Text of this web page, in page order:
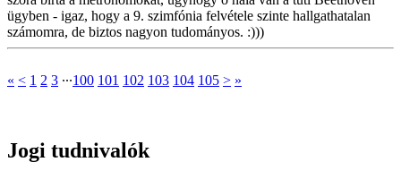
ügyben - igaz, hogy a 9. szimfónia felvétele szinte hallgathatalan
számomra, de biztos nagyon tudományos. :)))
« < 1 2 3 ∙∙∙100 101 102 103 104 105 > »
Jogi tudnivalók